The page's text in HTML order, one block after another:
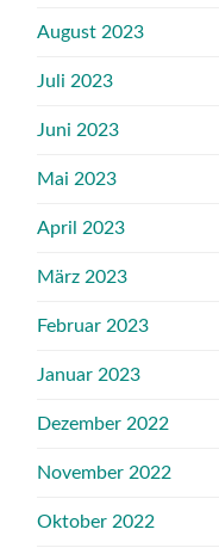
August 2023
Juli 2023
Juni 2023
Mai 2023
April 2023
März 2023
Februar 2023
Januar 2023
Dezember 2022
November 2022
Oktober 2022